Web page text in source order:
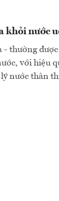
khỏi nước
thường được
với hiệu
nước thân